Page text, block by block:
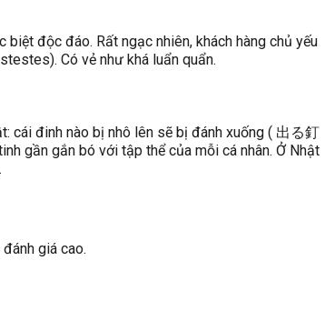
độc đáo. Rất ngạc nhiên, khách hàng chủ yếu
Có vẻ như khá luẩn quẩn.
cái đinh nào bị nhô lên sẽ bị đánh xuống ( 出る釘
gần gắn bó với tập thể của mỗi cá nhân. Ở Nhật
giá cao.